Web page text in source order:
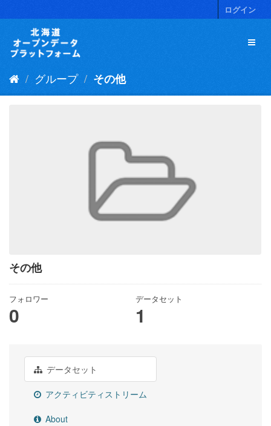
キ
ログイン
グループ その他
その他
フォロワー
0
データセット
1
データセット
アクティビティストリーム
About